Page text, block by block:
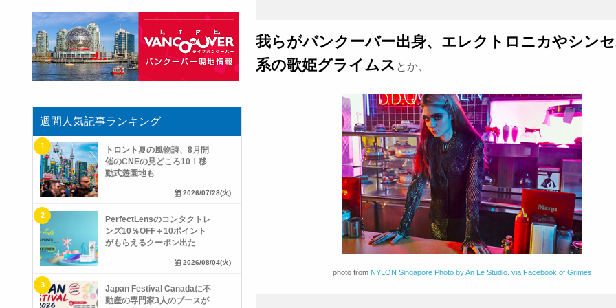
我らがバンクーバー出身、エレクトロニカやシン
系の歌姫グライムス とか、
photo from NYLON Singapore Photo by An Le Studio. via Facebook of Grimes
週間人気記事ランキング
トロント夏の風物詩、8月開
催のCNEの見どころ10！移
動式遊園地も
2026/07/28(火)
PerfectLensのコンタクトレ
ンズ10％OFF＋10ポイント
がもらえるクーポン出た
2026/08/04(火)
Japan Festival Canadaに不
動産の専門家3人のブースが